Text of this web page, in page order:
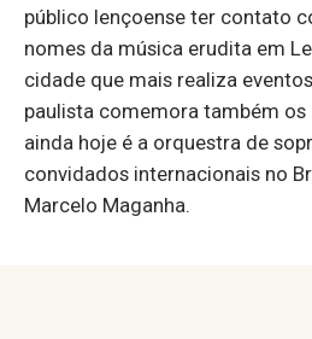
público lençoense ter contato
nomes da música erudita em
cidade que mais realiza
paulista comemora também os
ainda hoje é a orquestra de
convidados internacionais no
Marcelo Maganha.